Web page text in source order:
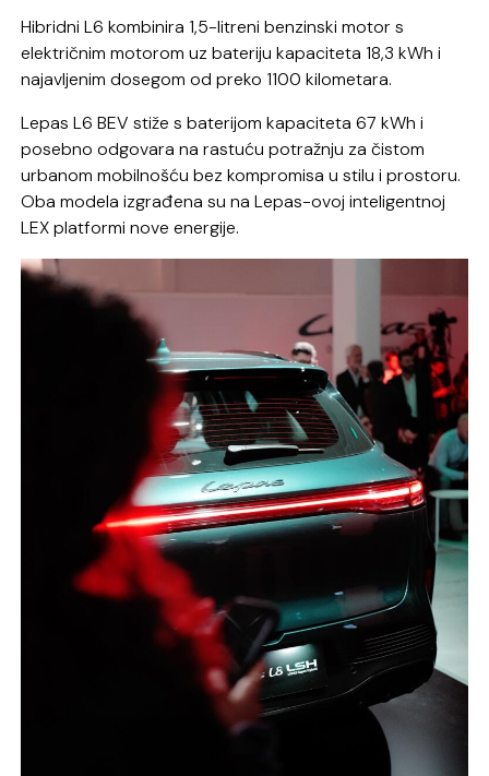
Hibridni L6 kombinira 1,5-litreni benzinski motor s
električnim motorom uz bateriju kapaciteta 18,3 kWh i
najavljenim dosegom od preko 1100 kilometara.
Lepas L6 BEV stiže s baterijom kapaciteta 67 kWh i
posebno odgovara na rastuću potražnju za čistom
urbanom mobilnošću bez kompromisa u stilu i prostoru.
Oba modela izgrađena su na Lepas-ovoj inteligentnoj
LEX platformi nove energije.